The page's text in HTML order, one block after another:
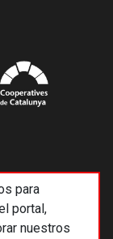
para
portal,
nuestros